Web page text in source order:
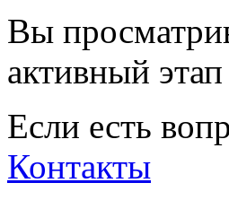
Вы
активный
Если есть
Контакты